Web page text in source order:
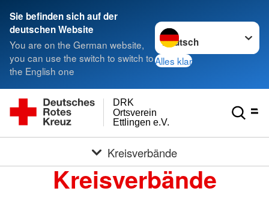
Sie befinden sich auf der
deutschen Website
You are on the German website,
you can use the switch to switch to
the English one
Sprache wechseln zu
Alles klar
Ettlingen e.V.
Ortsverein
DRK
Kreisverbände
Kreisverbände